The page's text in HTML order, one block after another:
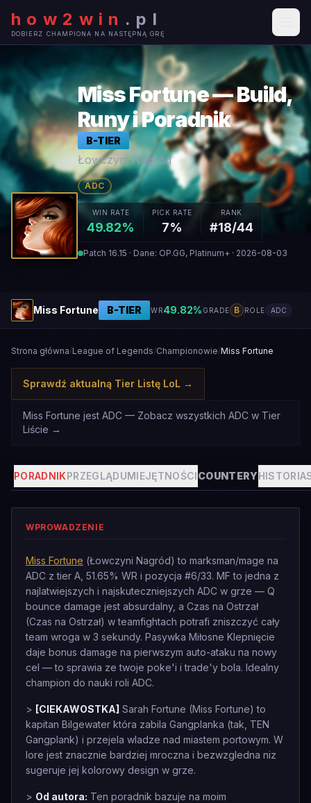
how2win . pl
DOBIERZ CHAMPIONA NA NASTĘPNĄ GRĘ
Miss Fortune — Build,
Runy i Poradnik
B-TIER
Łowczyni Nagród
ADC
WIN RATE
49.82%
PICK RATE
7%
RANK
#18/44
Patch 16.15 · Dane: OP.GG, Platinum+ · 2026-08-03
Miss Fortune B-TIER WR49.82% GRADE B ROLE ADC
Strona główna/League of Legends/Championowie/Miss Fortune
Sprawdź aktualną Tier Listę LoL →
Miss Fortune jest ADC — Zobacz wszystkich ADC w Tier
Liście →
PORADNIKPRZEGLĄDUMIEJĘTNOŚCICOUNTERYHISTORIA
WPROWADZENIE
Miss Fortune (Łowczyni Nagród) to marksman/mage na
ADC z tier A, 51.65% WR i pozycja #6/33. MF to jedna z
najlatwiejszych i najskuteczniejszych ADC w grze — Q
bounce damage jest absurdalny, a Czas na Ostrzał
(Czas na Ostrzał) w teamfightach potrafi zniszczyć cały
team wroga w 3 sekundy. Pasywka Miłosne Klepnięcie
daje bonus damage na pierwszym auto-ataku na nowy
cel — to sprawia ze twoje poke'i i trade'y bola. Idealny
champion do nauki roli ADC.
> [CIEKAWOSTKA] Sarah Fortune (Miss Fortune) to
kapitan Bilgewater która zabila Gangplanka (tak, TEN
Gangplank) i przejela wladze nad miastem portowym. W
lore jest znacznie bardziej mroczna i bezwzgledna niz
sugeruje jej kolorowy design w grze.
> Od autora: Ten poradnik bazuje na moim